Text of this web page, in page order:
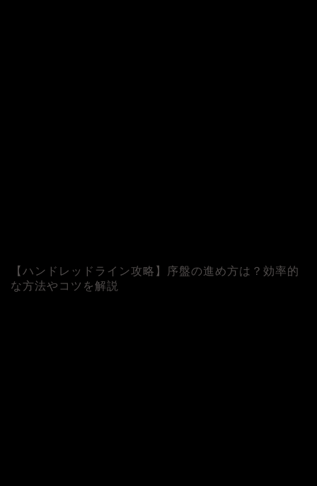
【ハンドレッドライン攻略】序盤の進め方は？効率的
な方法やコツを解説